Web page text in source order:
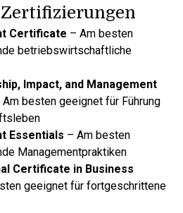
Certificate – Am besten
betriebswirtschaftliche
Impact, and Management
Am besten geeignet für Führung
Essentials – Am besten
Managementpraktiken
Certificate in Business
geeignet für fortgeschrittene